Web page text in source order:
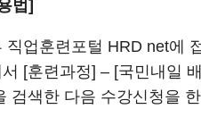
법]
직업훈련포털 HRD net에
[훈련과정] – [국민내일
검색한 다음 수강신청을